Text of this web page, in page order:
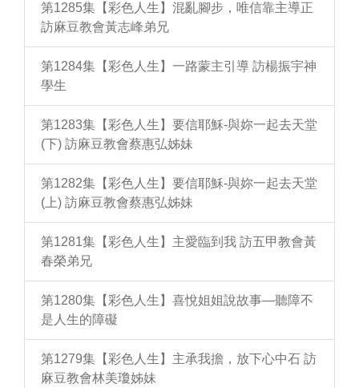
第1285集【彩色人生】混亂腳步，唯信靠主導正
訪麻豆教會黃志峰弟兄
第1284集【彩色人生】一路蒙主引導 訪楊振宇神
學生
第1283集【彩色人生】要信耶穌-與妳一起去天堂
(下) 訪麻豆教會蔡惠弘姊妹
第1282集【彩色人生】要信耶穌-與妳一起去天堂
(上) 訪麻豆教會蔡惠弘姊妹
第1281集【彩色人生】主愛臨到我 訪五甲教會黃
春榮弟兄
第1280集【彩色人生】喜悅姐姐說故事—聽障不
是人生的障礙
第1279集【彩色人生】主承我擔，放下心中石 訪
麻豆教會林美瓊姊妹